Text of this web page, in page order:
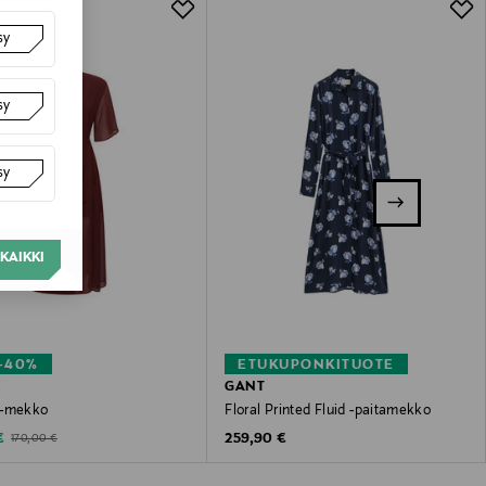
mekko
Price
Original Price
170,00 €
ETUKUPONKITUOTE
GANT
Floral Printed Fluid -paitamekko
Original Price
259,90 €